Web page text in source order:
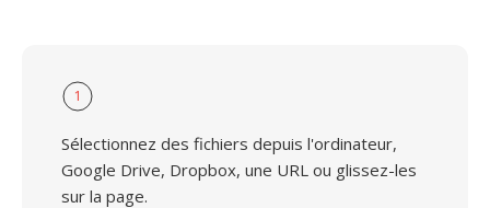
1
Sélectionnez des fichiers depuis l'ordinateur,
Google Drive, Dropbox, une URL ou glissez-les
sur la page.